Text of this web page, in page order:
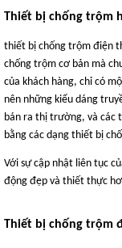
Thiết bị chống trộm
thiết bị chống trộm điện
chống trộm cơ bản mà
của khách hàng, chỉ có
nên những kiểu dáng
bán ra thị trường, và các
bằng các dạng thiết bị
Với sự cập nhật liên tục
động đẹp và thiết thực
Thiết bị chống trộm